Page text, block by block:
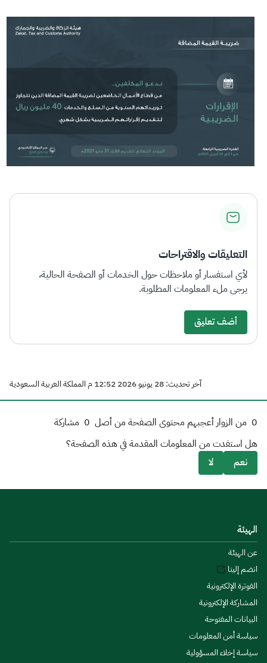
التعليقات والاقتراحات
لأي استفسار أو ملاحظات حول الخدمات أو الصفحة الحالية،
يرجى ملء المعلومات المطلوبة.
أضف تعليق
آخر تحديث: 28 يونيو 2026 12:52 م المملكة العربية السعودية
0 من الزوار أعجبهم محتوى الصفحة من أصل 0 مشاركة
هل استفدت من المعلومات المقدمة في هذه الصفحة؟
نعم
لا
الهيئة
عن الهيئة
انضم إلينا
الفوترة الإلكترونية
المشاركة الإلكترونية
البيانات المفتوحة
سياسة أمن المعلومات
سياسة إخلاء المسؤولية